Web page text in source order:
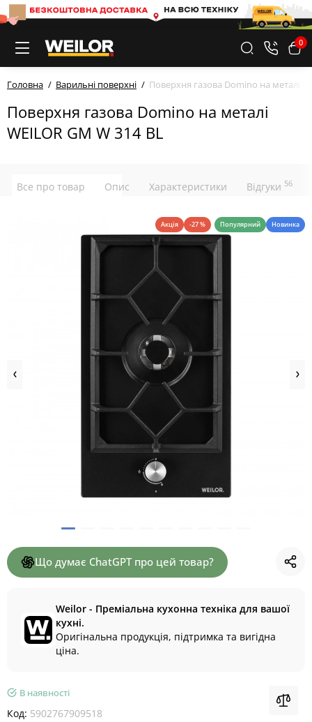
0
Головна Варильні поверхні Поверхня газова Domino на металі
Поверхня газова Domino на металі
WEILOR GM W 314 BL
Все про товар Опис Характеристики Відгуки 56
Акція -27 % Популярний Новинка
Що думає ChatGPT про цей товар?
Weilor - Преміальна кухонна техніка для вашої
кухні.
Оригінальна продукція, підтримка та вигідна
ціна.
В наявності
Код: 5902767909518